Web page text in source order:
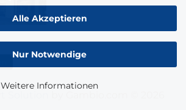
Alle Akzeptieren
Nur Notwendige
Weitere Informationen